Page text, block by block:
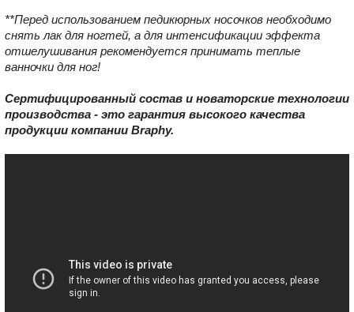
**Перед использованием педикюрных носочков необходимо
снять лак для ногтей, а для интенсификации эффекта
отшелушивания рекомендуется принимать теплые
ванночки для ног!
Сертифицированный состав и новаторские технологии
производства - это гарантия высокого качества
продукции компании Braphy.